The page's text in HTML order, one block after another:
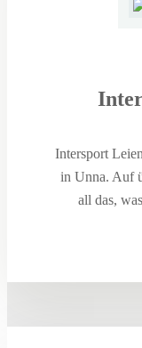
Intersport
in Unna. Auf
all das,